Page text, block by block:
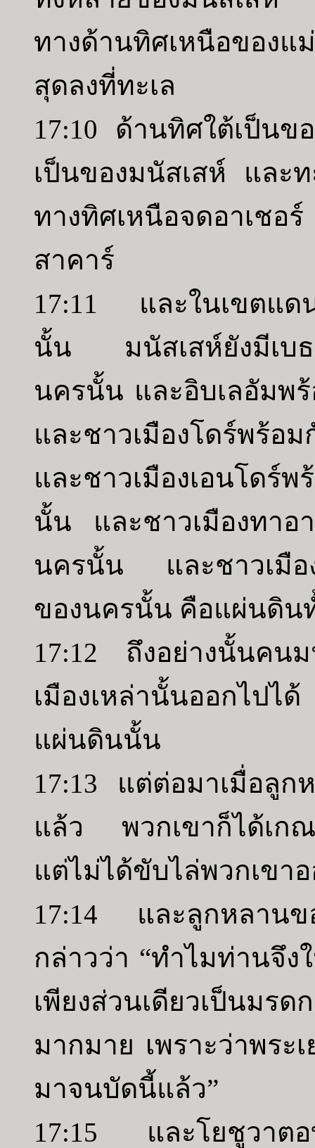
ทางด้านทิศเหนือของ
สุดลงที่ทะเล
17:10 ด้านทิศใต้เป็นข
เป็นของมนัสเสห์ และ
ทางทิศเหนือจดอาเช
สาคาร์
17:11 และในเขตแด
นั้น มนัสเสห์ยังมีเบธ
นครนั้น และอิบเลอัมพ
และชาวเมืองโดร์พร้อ
และชาวเมืองเอนโดร์
นั้น และชาวเมืองทาอ
นครนั้น และชาวเมือง
ของนครนั้น คือแผ่นดิน
17:12 ถึงอย่างนั้นคน
เมืองเหล่านั้นออกไปไ
แผ่นดินนั้น
17:13 แต่ต่อมาเมื่อลูก
แล้ว พวกเขาก็ได้เก
แต่ไม่ได้ขับไล่พวกเขา
17:14 และลูกหลาน
กล่าวว่า “ทำไมท่านจึง
เพียงส่วนเดียวเป็นม
มากมาย เพราะว่าพระ
มาจนบัดนี้แล้ว”
17:15 และโยชูวาต